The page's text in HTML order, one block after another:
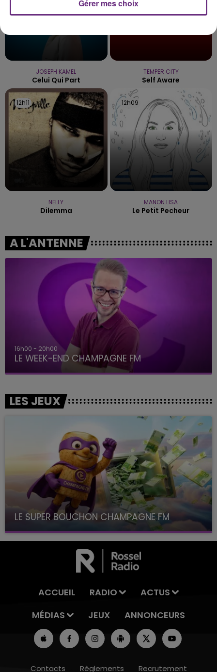
JOSEPH KAMEL
Celui Qui Part
TEMPER CITY
Self Aware
12h11
12h11
NELLY
Dilemma
12h09
12h09
MANON LISA
Le Petit Pecheur
A L'ANTENNE
16h00 - 20h00
LE WEEK-END CHAMPAGNE FM
LES JEUX
LE SUPER BOUCHON CHAMPAGNE FM
avec La Famille Champagne FM, à 8H10
ACCUEIL RADIO
ACTUS
MÉDIAS
JEUX ANNONCEURS
Contacts Règlements Recrutement
Gérer mes choix